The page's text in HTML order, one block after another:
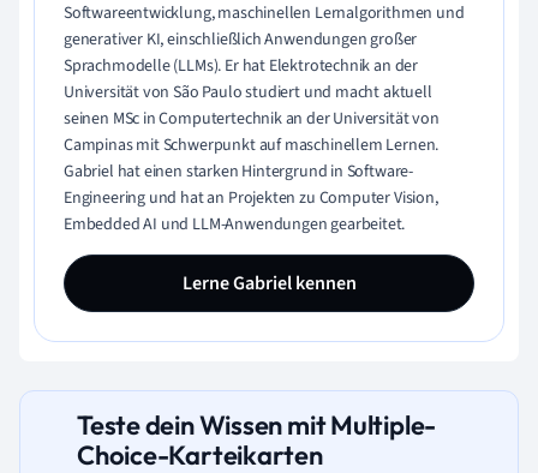
Softwareentwicklung, maschinellen Lernalgorithmen und
generativer KI, einschließlich Anwendungen großer
Sprachmodelle (LLMs). Er hat Elektrotechnik an der
Universität von São Paulo studiert und macht aktuell
seinen MSc in Computertechnik an der Universität von
Campinas mit Schwerpunkt auf maschinellem Lernen.
Gabriel hat einen starken Hintergrund in Software-
Engineering und hat an Projekten zu Computer Vision,
Embedded AI und LLM-Anwendungen gearbeitet.
Lerne Gabriel kennen
Teste dein Wissen mit Multiple-
Choice-Karteikarten